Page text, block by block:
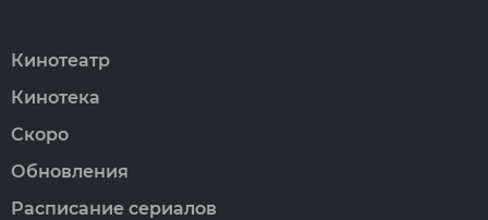
Кинотеатр
Кинотека
Скоро
Обновления
Расписание сериалов